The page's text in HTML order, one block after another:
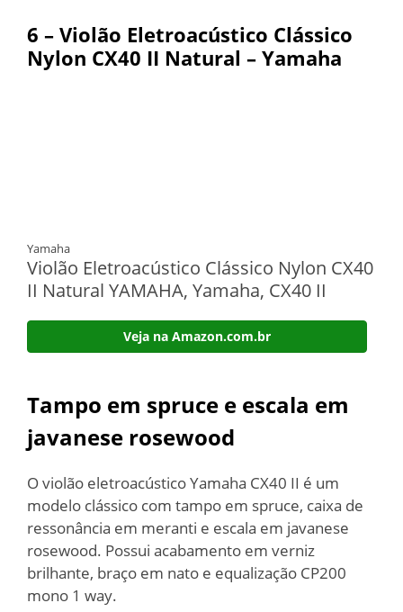
6 – Violão Eletroacústico Clássico
Nylon CX40 II Natural – Yamaha
Yamaha
Violão Eletroacústico Clássico Nylon CX40
II Natural YAMAHA, Yamaha, CX40 II
Veja na Amazon.com.br
Tampo em spruce e escala em
javanese rosewood
O violão eletroacústico Yamaha CX40 II é um
modelo clássico com tampo em spruce, caixa de
ressonância em meranti e escala em javanese
rosewood. Possui acabamento em verniz
brilhante, braço em nato e equalização CP200
mono 1 way.